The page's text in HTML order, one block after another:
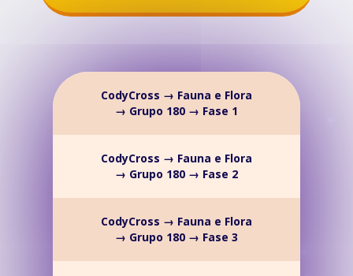
CodyCross → Fauna e Flora
→ Grupo 180 → Fase 1
CodyCross → Fauna e Flora
→ Grupo 180 → Fase 2
CodyCross → Fauna e Flora
→ Grupo 180 → Fase 3